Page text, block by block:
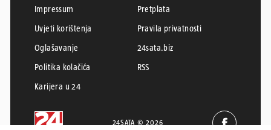
Impressum
Pretplata
Uvjeti korištenja
Pravila privatnosti
Oglašavanje
24sata.biz
Politika kolačića
RSS
Karijera u 24
24SATA © 2026